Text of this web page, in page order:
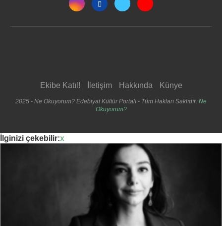
Ekibe Katıl! İletişim Hakkında Künye
2025 - Ne Okuyorum? Edebiyat Kültür Portalı - Tüm Hakları Saklıdır. Ne
Okuyorum?
İlginizi çekebilir:x